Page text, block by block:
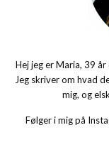
Hej jeg er Maria, 39
Jeg skriver om hvad
mig, og
Følger i mig på